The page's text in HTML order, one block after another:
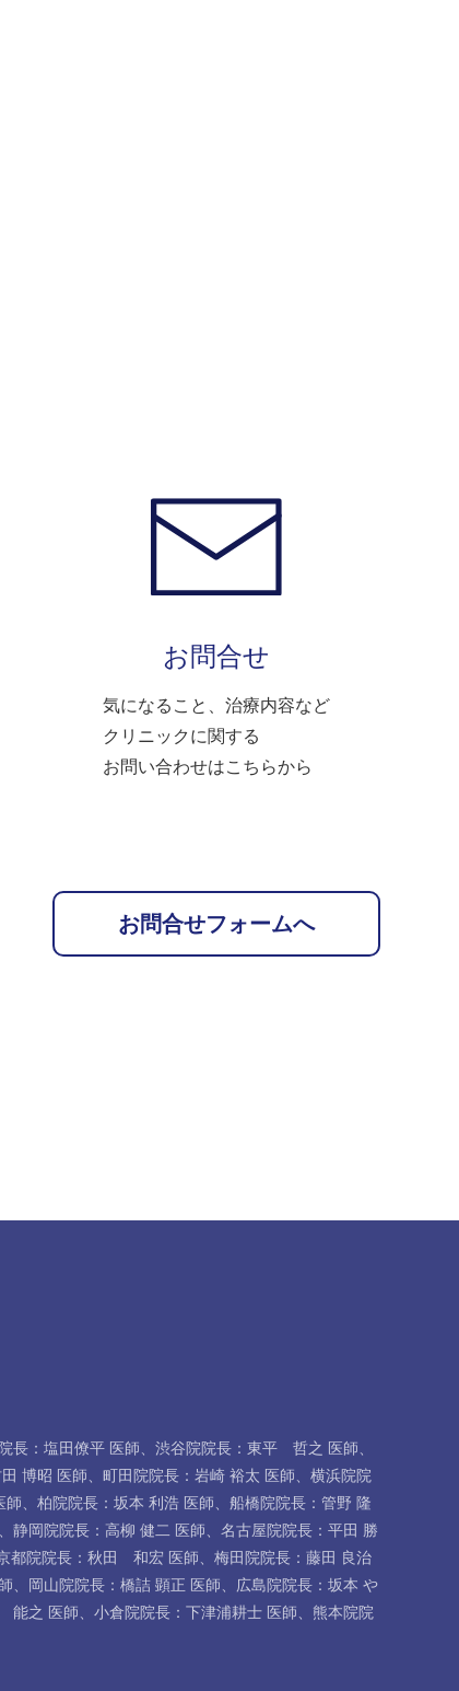
お問合せ
気になること、治療内容など
クリニックに関する
お問い合わせはこちらから
お問合せフォームへ
長：塩田僚平 医師 渋谷院院長：東平 哲之 医師
博昭 医師 町田院院長：岩崎 裕太 医師
横浜院院
師 柏院院長：坂本 利浩 医師
船橋院院長：管野 隆
静岡院院長：高柳 健二 医師
名古屋院院長：平田 勝
都院院長：秋田 和宏 医師
梅田院院長：藤田 良治
岡山院院長：橋詰 顕正 医師
広島院院長：坂本 や
能之 医師 小倉院院長：下津浦耕士 医師
熊本院院